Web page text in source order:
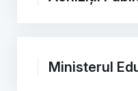
Ministerul